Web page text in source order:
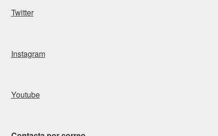
Twitter
Instagram
Youtube